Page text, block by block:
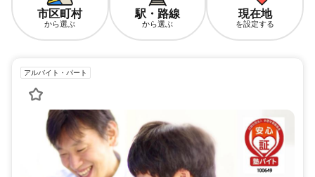
フェもありますので休憩にどうぞ♪ オアシスサウナ アスティル・ライ
オンサウナ新橋もあるのでサウナや温泉好きの方にはうれしいです
ね！ Google口コミ5.0（19）のみこ整体、4.8（407）のJ'sメディカ
ル整体院 新橋院もありますので、体が疲れた時や身体のケアをした
分、東京駅からは4分で電車通勤でき、ＪＲ京浜東北線では田町駅か
ら5分、秋葉原駅からで8分で電車通勤できます！ ＪＲ横須賀線・Ｊ
Ｒ上野東京ラインでは東京駅から3分、品川駅からは5分ですね！ 東
分）、日本橋駅（4分）で、都心主要エリアへの乗換もスムーズです
よ！ ゆりかもめ線だと汐留駅（1分）、竹芝駅（4分）、日の出駅（5
分）と便利です！ 近くにはまいばすけっと 新橋5丁目店 ・マルエツ
プチ浜松町一丁目店 ・全日食チェーン 代市作次郎商店 ・肉のハナマ
サ西新橋店 ・もとまちユニオン 新橋店 がありますので、通勤前後の
市区町村
から選ぶ
駅・路線
から選ぶ
現在地
を設定する
アルバイト・パート